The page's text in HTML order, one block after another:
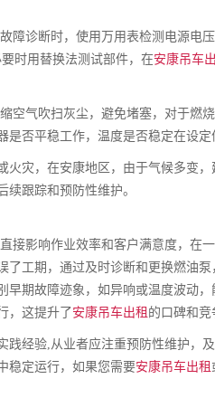
障诊断时，使用万用表检测电源电
时用替换法测试部件，在安康吊车
空气吹扫灰尘，避免堵塞，对于燃
否平稳工作，温度是否稳定在设定
灾，在安康地区，由于气候多变
跟踪和预防性维护。
接影响作业效率和客户满意度，在
工期，通过及时诊断和更换燃油
早期故障迹象，如异响或温度波动
，这提升了 安康吊车出租 的口碑和竞
经验,从业者应注重预防性维护，
稳定运行，如果您需要安康吊车出租